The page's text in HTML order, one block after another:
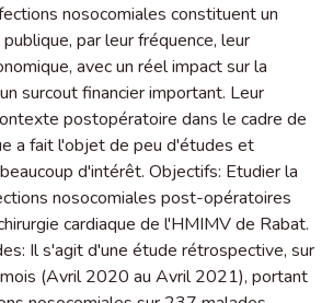
nosocomiales constituent un
par leur fréquence, leur
avec un réel impact sur la
surcout financier important. Leur
postopératoire dans le cadre de
a fait l'objet de peu d'études et
d'intérêt. Objectifs: Etudier la
nosocomiales post-opératoires
cardiaque de l'HMIMV de Rabat.
Il s'agit d'une étude rétrospective, sur
(Avril 2020 au Avril 2021), portant